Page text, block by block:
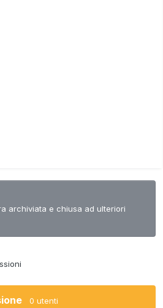
archiviata e chiusa ad ulteriori
0 utenti